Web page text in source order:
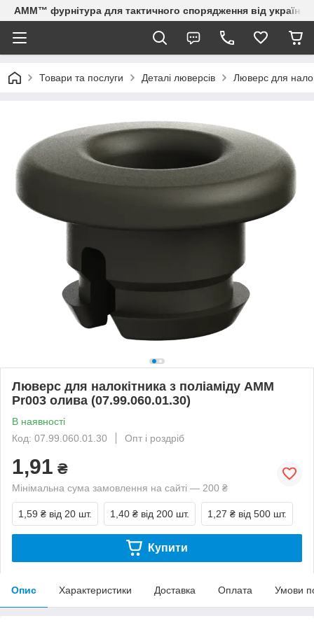
AMM™ фурнітура для тактичного спорядження від
Товари та послуги Деталі люверсів Люверс для
Люверс для налокітника з поліаміду AMM
Pr003 олива (07.99.060.01.30)
В наявності
Код: 07.99.060.01.30
Опт і роздріб
1,91 ₴
Мінімальна сума замовлення на сайті — 200 ₴
1,59 ₴ від 20 шт. 1,40 ₴ від 200 шт. 1,27 ₴ від 500 шт.
Купити
Опис Характеристики Доставка Оплата Умови